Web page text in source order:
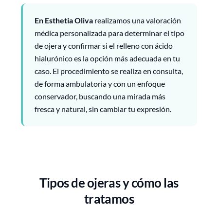
En Esthetia Oliva realizamos una valoración
médica personalizada para determinar el tipo
de ojera y confirmar si el relleno con ácido
hialurónico es la opción más adecuada en tu
caso. El procedimiento se realiza en consulta,
de forma ambulatoria y con un enfoque
conservador, buscando una mirada más
fresca y natural, sin cambiar tu expresión.
Tipos de ojeras y cómo las
tratamos